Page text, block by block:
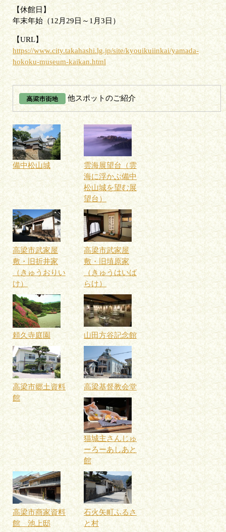
休館日
年末年始（12月29日～1月3日）
URL
https://www.city.takahashi.lg.jp/site/kyouikuiinkai/yamada-
hokoku-museum-kaikan.html
他スポットのご紹介
備中松山城
雲海展望台（雲
海に浮かぶ備中
松山城を望む展
望台）
高梁市武家屋
敷・旧折井家
（きゅうおりい
け）
高梁市武家屋
敷・旧埴原家
（きゅうはいば
らけ）
頼久寺庭園 山田方谷記念館
高梁市郷土資料
館
高梁基督教会堂
猫城主さんじゅ
ーろーあしあと
館
高梁市商家資料
館 池上邸
石火矢町ふるさ
と村